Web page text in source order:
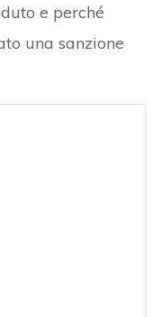
e perché
una sanzione